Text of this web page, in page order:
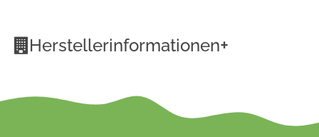
Herstellerinformationen+